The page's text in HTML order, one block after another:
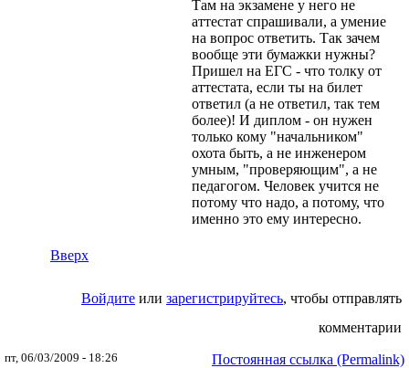
Там на экзамене у него не
аттестат спрашивали, а умение
на вопрос ответить. Так зачем
вообще эти бумажки нужны?
Пришел на ЕГС - что толку от
аттестата, если ты на билет
ответил (а не ответил, так тем
более)! И диплом - он нужен
только кому "начальником"
охота быть, а не инженером
умным, "проверяющим", а не
педагогом. Человек учится не
потому что надо, а потому, что
именно это ему интересно.
Вверх
Войдите или зарегистрируйтесь, чтобы отправлять
комментарии
пт, 06/03/2009 - 18:26
Постоянная ссылка (Permalink)